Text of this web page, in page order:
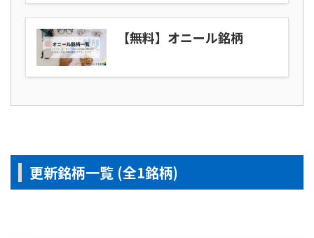
【無料】オニール銘柄
更新銘柄一覧 (全1銘柄)